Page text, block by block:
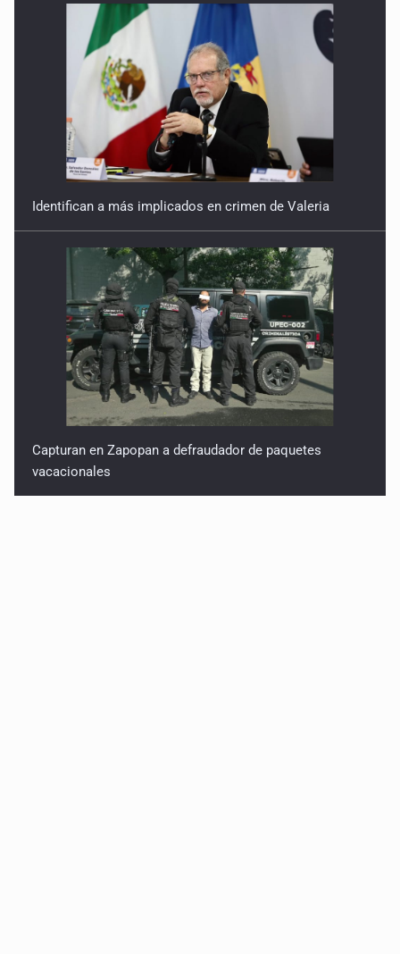
Identifican a más implicados en crimen de Valeria
Capturan en Zapopan a defraudador de paquetes
vacacionales